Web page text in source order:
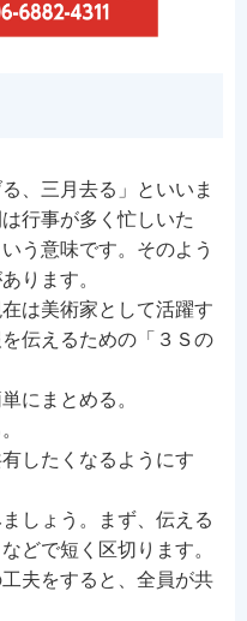
、三月去る」といいま
行事が多く忙しいた
う意味です。そのよう
ります。
は美術家として活躍す
伝えるための「３Ｓの
にまとめる。
したくなるようにす
しょう。まず、伝える
どで短く区切ります。
夫をすると、全員が共